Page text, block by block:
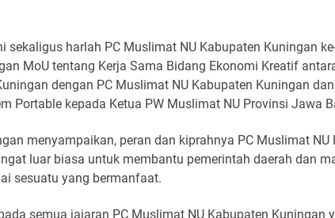
sekaligus harlah PC Muslimat NU Kabupaten Kuningan
MoU tentang Kerja Sama Bidang Ekonomi Kreatif
dengan PC Muslimat NU Kabupaten Kuningan
Portable kepada Ketua PW Muslimat NU Provinsi Jawa
menyampaikan, peran dan kiprahnya PC Muslimat NU
luar biasa untuk membantu pemerintah daerah dan
sesuatu yang bermanfaat.
semua jajaran PC Muslimat NU Kabupaten Kuningan